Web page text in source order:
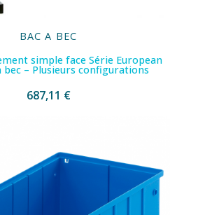
BAC A BEC
simple face Série European
bec – Plusieurs configurations
687,11 €